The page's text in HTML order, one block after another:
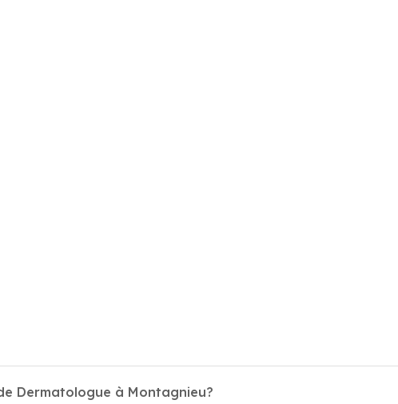
Dermatologue à Montagnieu?